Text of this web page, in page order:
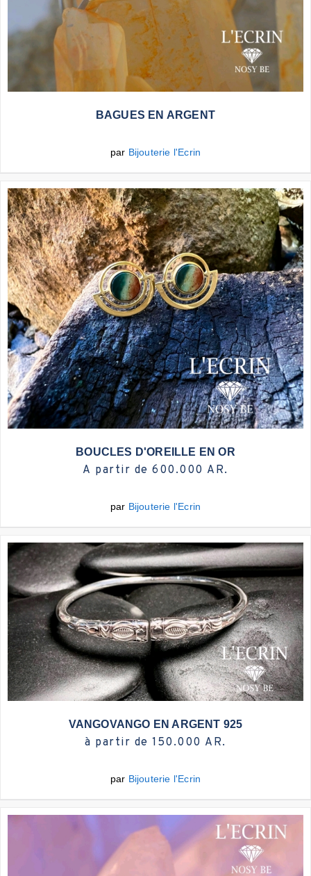
BAGUES EN ARGENT
par Bijouterie l'Ecrin
BOUCLES D'OREILLE EN OR
A partir de 600.000 AR.
par Bijouterie l'Ecrin
VANGOVANGO EN ARGENT 925
à partir de 150.000 AR.
par Bijouterie l'Ecrin